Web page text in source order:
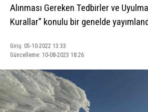
Alınması Gereken Tedbirler ve
Kurallar” konulu bir genelde
Giriş: 05-10-2022 13:33
Güncelleme: 10-08-2023 18:26